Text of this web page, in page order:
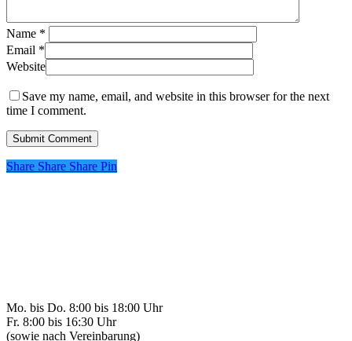
Name *
Email *
Website
Save my name, email, and website in this browser for the next
time I comment.
Share Share Share Pin
Mo. bis Do. 8:00 bis 18:00 Uhr
Fr. 8:00 bis 16:30 Uhr
(sowie nach Vereinbarung)